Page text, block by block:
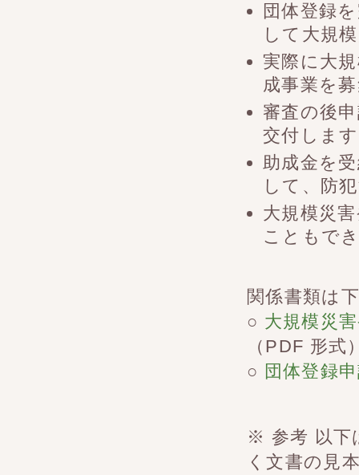
団体登録
して大規
実際に大
成事業を
審査の後
交付しま
助成金を
して、防
大規模災
こともで
関係書類は
○ 大規模災
（PDF 形式
○ 団体登録
※ 参考 以下
く文書の見